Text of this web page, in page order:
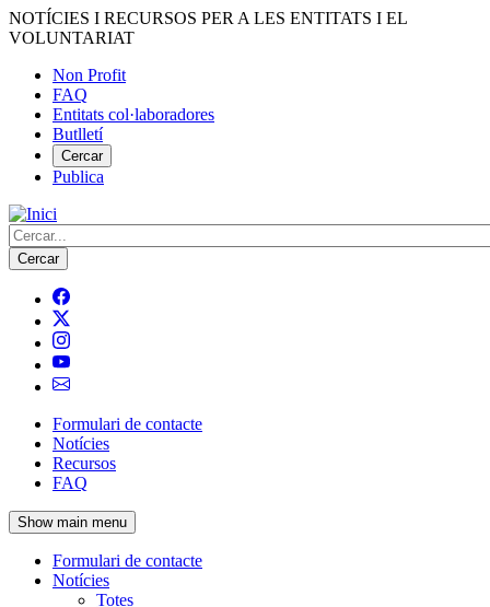
Vés
al
NOTÍCIES I RECURSOS PER A LES ENTITATS I EL
VOLUNTARIAT
Menú
del
compte
d'usuari
Non Profit
FAQ
Entitats col·laboradores
Butlletí
Cercar
Publica
Cerca
Navegació
principal
de
l'encapçalament
Formulari de contacte
Notícies
Recursos
FAQ
Show main menu
Navegació
Formulari de contacte
Notícies
Totes